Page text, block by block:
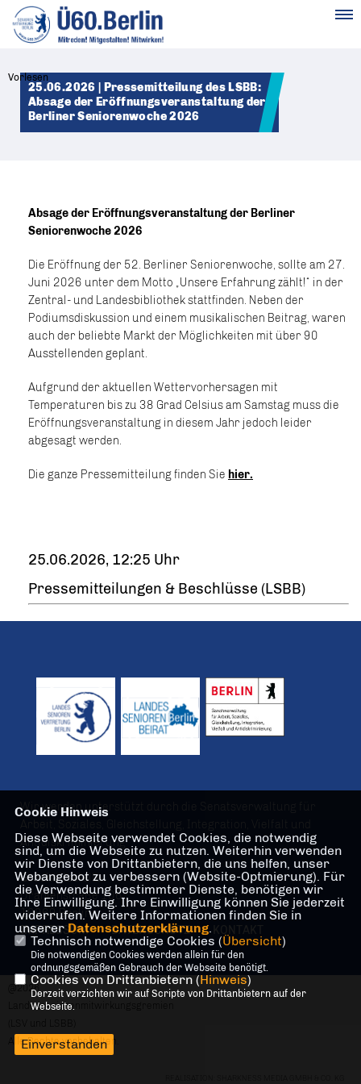
Vorlesen
25.06.2026 | Pressemitteilung des LSBB:
Absage der Eröffnungsveranstaltung der
Berliner Seniorenwoche 2026
Absage der Eröffnungsveranstaltung der Berliner
Seniorenwoche 2026
Die Eröffnung der 52. Berliner Seniorenwoche, sollte am 27.
Juni 2026 unter dem Motto „Unsere Erfahrung zählt!“ in der
Zentral- und Landesbibliothek stattfinden. Neben der
Podiumsdiskussion und einem musikalischen Beitrag, waren
auch der beliebte Markt der Möglichkeiten mit über 90
Ausstellenden geplant.
Aufgrund der aktuellen Wettervorhersagen mit
Temperaturen bis zu 38 Grad Celsius am Samstag muss die
Eröffnungsveranstaltung in diesem Jahr jedoch leider
abgesagt werden.
Die ganze Pressemitteilung finden Sie hier.
25.06.2026, 12:25 Uhr
Pressemitteilungen & Beschlüsse (LSBB)
Wir werden unterstützt durch die Senatsverwaltung für
Antidiskriminierung
Geschäftsstelle
Oranienstraße 106
10969 Berlin
IMPRESSUM
DATENSCHUTZ
@2026
Landesseniorenmitwirkungsgremien
Alle Rechte vorbehalten.
Cookie Hinweis
Diese Webseite verwendet Cookies, die notwendig
sind, um die Webseite zu nutzen. Weiterhin verwenden
wir Dienste von Drittanbietern, die uns helfen, unser
Webangebot zu verbessern (Website-Optmierung). Für
die Verwendung bestimmter Dienste, benötigen wir
Ihre Einwilligung. Ihre Einwilligung können Sie jederzeit
widerrufen. Weitere Informationen finden Sie in
unserer Datenschutzerklärung.
Technisch notwendige Cookies (Übersicht)
Die notwendigen Cookies werden allein für den
ordnungsgemäßen Gebrauch der Webseite benötigt.
Cookies von Drittanbietern (Hinweis)
Derzeit verzichten wir auf Scripte von Drittanbietern auf der
Webseite.
Einverstanden